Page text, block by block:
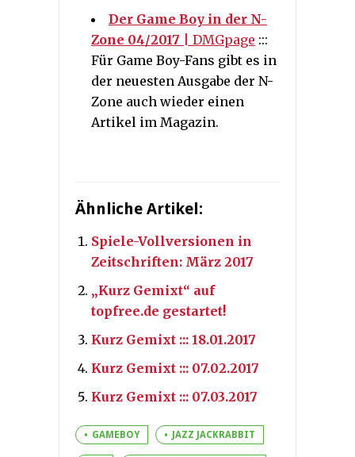
Der Game Boy in der N-
Zone 04/2017 | DMGpage :::
Für Game Boy-Fans gibt es in
der neuesten Ausgabe der N-
Zone auch wieder einen
Artikel im Magazin.
Ähnliche Artikel:
Spiele-Vollversionen in
Zeitschriften: März 2017
„Kurz Gemixt“ auf
topfree.de gestartet!
Kurz Gemixt ::: 18.01.2017
Kurz Gemixt ::: 07.02.2017
Kurz Gemixt ::: 07.03.2017
GAMEBOY JAZZ JACKRABBIT